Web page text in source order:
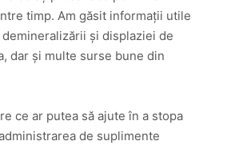
timp. Am găsit informații utile
demineralizării și displaziei de
dar și multe surse bune din
ce ar putea să ajute în a stopa
de suplimente